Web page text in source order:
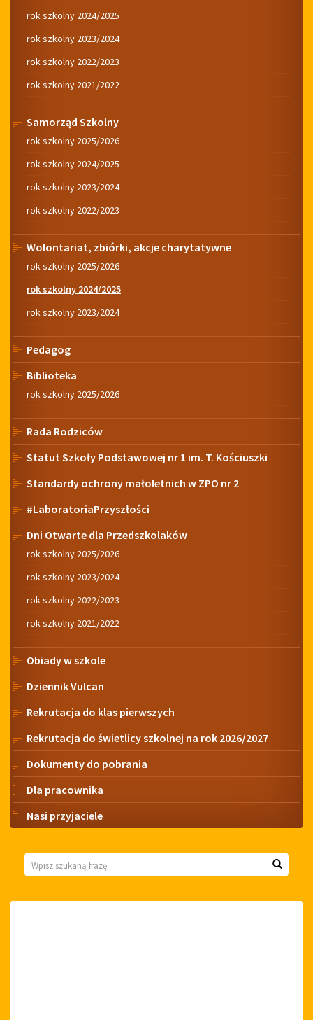
rok szkolny 2024/2025
rok szkolny 2023/2024
rok szkolny 2022/2023
rok szkolny 2021/2022
Samorząd Szkolny
rok szkolny 2025/2026
rok szkolny 2024/2025
rok szkolny 2023/2024
rok szkolny 2022/2023
Wolontariat, zbiórki, akcje charytatywne
rok szkolny 2025/2026
rok szkolny 2024/2025
rok szkolny 2023/2024
Pedagog
Biblioteka
rok szkolny 2025/2026
Rada Rodziców
Statut Szkoły Podstawowej nr 1 im. T. Kościuszki
Standardy ochrony małoletnich w ZPO nr 2
#LaboratoriaPrzyszłości
Dni Otwarte dla Przedszkolaków
rok szkolny 2025/2026
rok szkolny 2023/2024
rok szkolny 2022/2023
rok szkolny 2021/2022
Obiady w szkole
Dziennik Vulcan
Rekrutacja do klas pierwszych
Rekrutacja do świetlicy szkolnej na rok 2026/2027
Dokumenty do pobrania
Dla pracownika
Nasi przyjaciele
Wyszukiwarka